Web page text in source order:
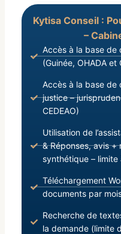
Kytisa Conseil :
–
Accès à la base de
(Guinée, OHADA et
Accès à la base de
justice –
CEDEAO)
Utilisation de
& Réponses, avis
synthétique –
Téléchargement
documents par
Recherche de
la demande (limite